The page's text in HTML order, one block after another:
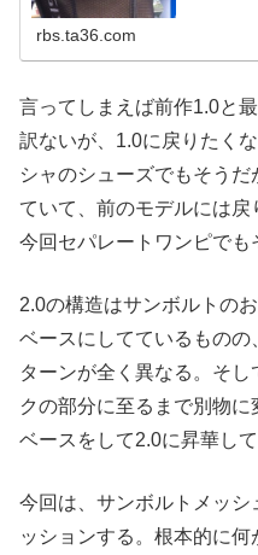
の
rbs.ta36.com
言ってしまえば前作1.0と
訳ないが、1.0に戻りたく
シャのシューズでもそう
ていて、前のモデルには戻
今回セパレートワンピでも
2.0の構造はサンボルトの
ベースにしてているもの
ターンが全く異なる。そ
クの部分に至るまで別物
ベースをして2.0に昇華して
今回は、サンボルトメッ
ッションする。根本的に